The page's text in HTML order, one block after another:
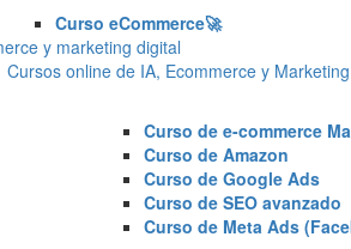
Curso eCommerce🚀
y marketing digital
Cursos online de IA, Ecommerce y
Curso de e-commerce
Curso de Amazon
Curso de Google Ads
Curso de SEO avanzado
Curso de Meta Ads